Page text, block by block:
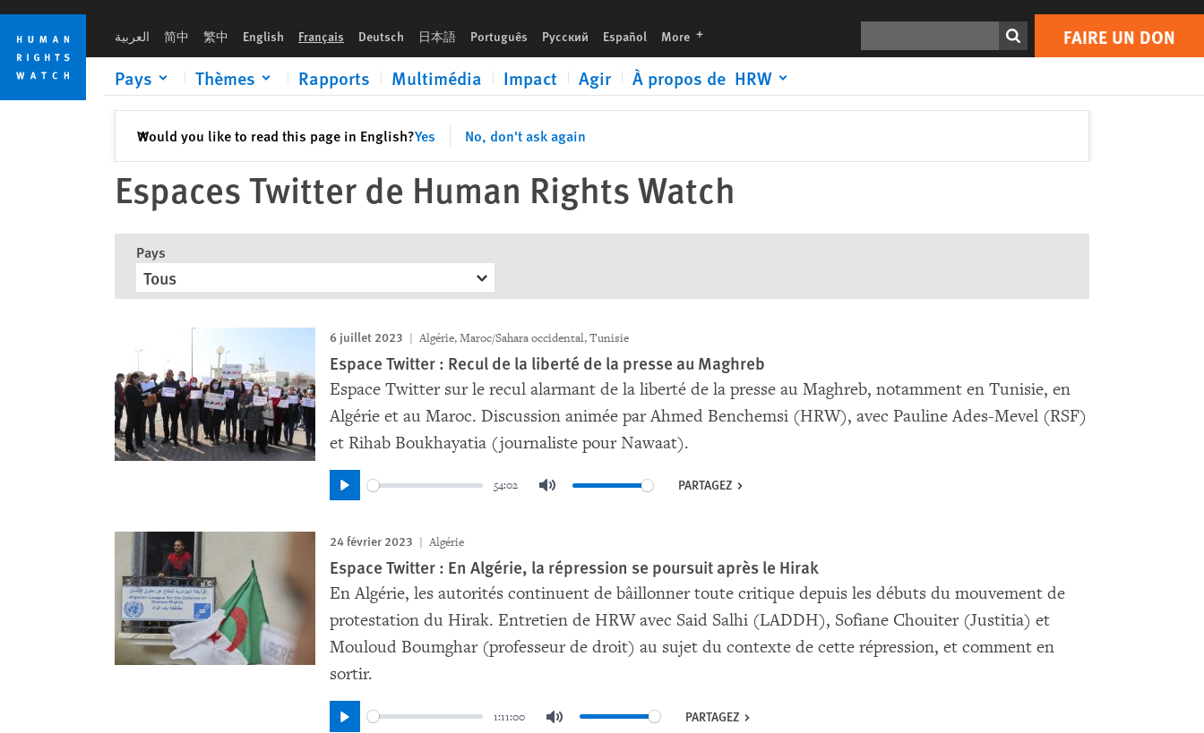
Skip
cookie
privacy
notice
Skip
main
content
العربية 简中 繁中 English Français Deutsch 日本語 Português Русский Español More languages FAIRE UN DON
Pays Thèmes Rapports Multimédia Impact Agir À propos de HRW
Would you like to read this page in English?Yes No, don't ask again
✕Fermer
Espaces Twitter de Human Rights Watch
Pays
Tous
6 juillet 2023 Algérie, Maroc/Sahara occidental, Tunisie
Espace Twitter : Recul de la liberté de la presse au Maghreb
Espace Twitter sur le recul alarmant de la liberté de la presse au Maghreb, notamment en Tunisie, en
Algérie et au Maroc. Discussion animée par Ahmed Benchemsi (HRW), avec Pauline Ades-Mevel (RSF)
et Rihab Boukhayatia (journaliste pour Nawaat).
Play
54:02 PARTAGEZ
24 février 2023 Algérie
Espace Twitter : En Algérie, la répression se poursuit après le Hirak
En Algérie, les autorités continuent de bâillonner toute critique depuis les débuts du mouvement de
protestation du Hirak. Entretien de HRW avec Said Salhi (LADDH), Sofiane Chouiter (Justitia) et
Mouloud Boumghar (professeur de droit) au sujet du contexte de cette répression, et comment en
sortir.
1:11:00 PARTAGEZ